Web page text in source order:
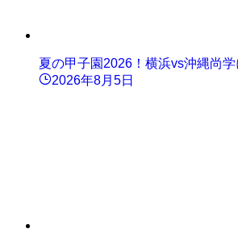
夏の甲子園2026！横浜vs沖縄尚
2026年8月5日